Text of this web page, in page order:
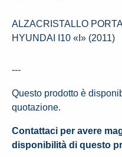
ALZACRISTALLO
HYUNDAI I10 «I» (2011)
---
Questo prodotto è
quotazione.
Contattaci per avere
disponibilità di questo